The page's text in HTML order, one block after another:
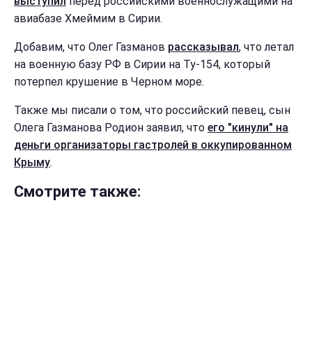
авиабазе Хмеймим в Сирии.
Добавим, что Олег Газманов рассказывал, что летал
на военную базу РФ в Сирии на Ту-154, который
потерпел крушение в Черном море.
Также мы писали о том, что российский певец, сын
Олега Газманова Родион заявил, что его "кинули" на
деньги организаторы гастролей в оккупированном
Крыму.
Смотрите также: